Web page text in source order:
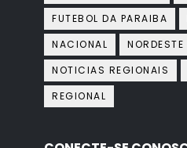
FUTEBOL DA PARAIBA
NACIONAL
NORDESTE
NOTICIAS REGIONAIS
REGIONAL